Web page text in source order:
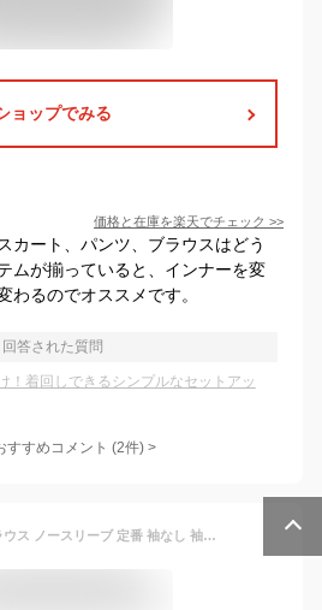
ョップでみる
価格と在庫を楽天でチェック >>
カート、パンツ、ブラウスはどう
ムが揃っていると、インナーを変
わるのでオススメです。
回答された質問
！着回しできるシンプルなセットアッ
すすめコメント (2件) >
スーツ インナー ブラウス ノースリーブ 定番 袖なし 袖無しブラウス ノースリーブブラウス レディース おしゃれ シンプル 無地 女性 大人 Vネック ビジネスカジュアル きれいめ オフィスカジュアル 通勤 春夏 春 夏 トップス レディースファッション